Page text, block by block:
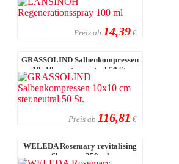
Preis ab 14,39 €
GRASSOLIND Salbenkompressen
10x10 cm ster.neutral 50 St.
Preis ab 116,81 €
WELEDA Rosemary revitalising
Shampoo 250 ml